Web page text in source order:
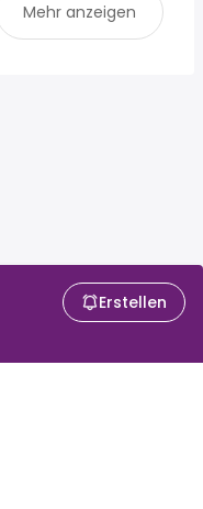
Erstellen
Mehr anzeigen